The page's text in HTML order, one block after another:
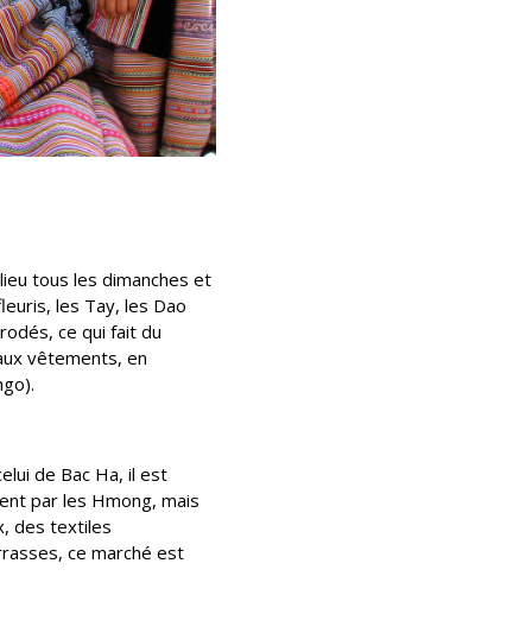
tous les dimanches et
les Tay, les Dao
ce qui fait du
vêtements, en
de Bac Ha, il est
par les Hmong, mais
des textiles
ce marché est